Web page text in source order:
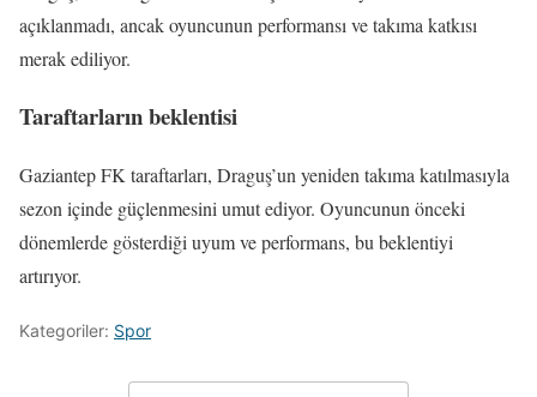
açıklanmadı, ancak oyuncunun performansı ve takıma katkısı
merak ediliyor.
Taraftarların beklentisi
Gaziantep FK taraftarları, Draguş’un yeniden takıma katılmasıyla
sezon içinde güçlenmesini umut ediyor. Oyuncunun önceki
dönemlerde gösterdiği uyum ve performans, bu beklentiyi
artırıyor.
Kategoriler: Spor